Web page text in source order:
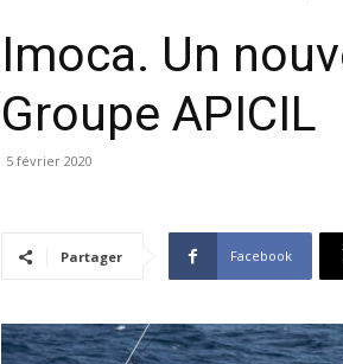
Imoca. Un
Groupe APICIL
5 février 2020
Partager Facebook